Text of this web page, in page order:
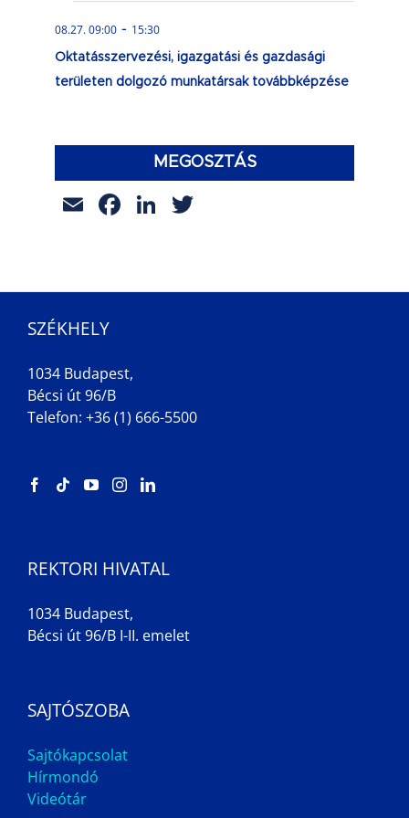
08.27. 09:00 - 15:30
Oktatásszervezési, igazgatási és gazdasági
területen dolgozó munkatársak továbbképzése
MEGOSZTÁS
EmailFacebook
LinkedIn
SZÉKHELY
1034 Budapest,
Bécsi út 96/B
Telefon: +36 (1) 666-5500
REKTORI HIVATAL
1034 Budapest,
Bécsi út 96/B I-II. emelet
SAJTÓSZOBA
Sajtókapcsolat
Hírmondó
Videótár